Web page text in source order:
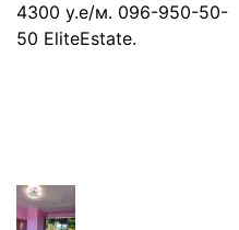
4300 у.е/м. 096-950-50-
50 EliteEstate.